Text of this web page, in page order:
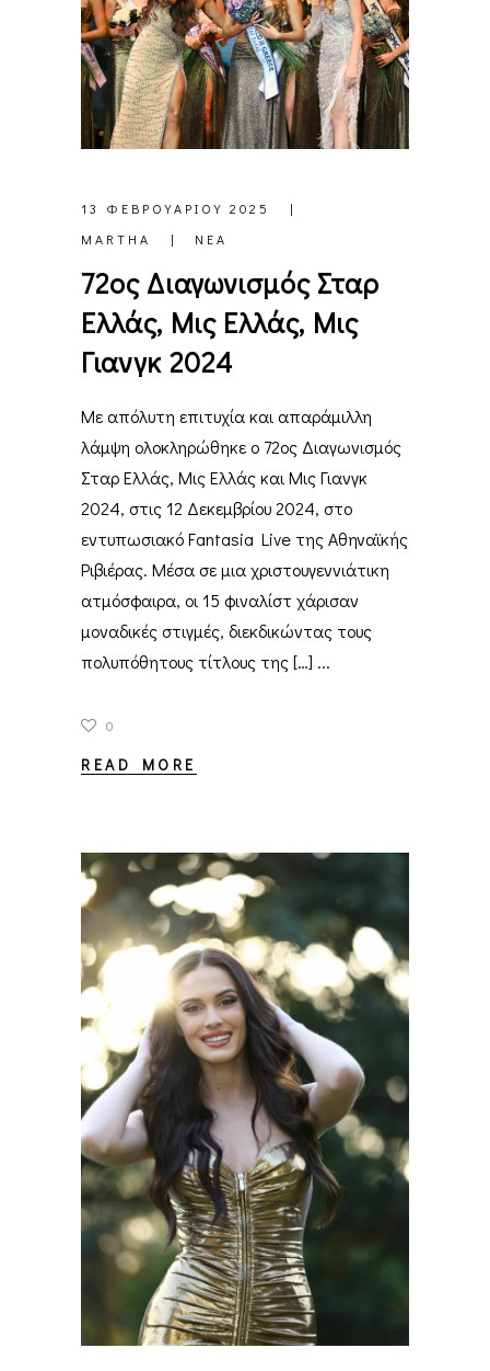
13 ΦΕΒΡΟΥΑΡΊΟΥ 2025
MARTHA
ΝΈΑ
72ος Διαγωνισμός Σταρ
Ελλάς, Μις Ελλάς, Μις
Γιανγκ 2024
Με απόλυτη επιτυχία και απαράμιλλη
λάμψη ολοκληρώθηκε ο 72ος Διαγωνισμός
Σταρ Ελλάς, Μις Ελλάς και Μις Γιανγκ
2024, στις 12 Δεκεμβρίου 2024, στο
εντυπωσιακό Fantasia Live της Αθηναϊκής
Ριβιέρας. Μέσα σε μια χριστουγεννιάτικη
ατμόσφαιρα, οι 15 φιναλίστ χάρισαν
μοναδικές στιγμές, διεκδικώντας τους
πολυπόθητους τίτλους της […]
0
READ MORE